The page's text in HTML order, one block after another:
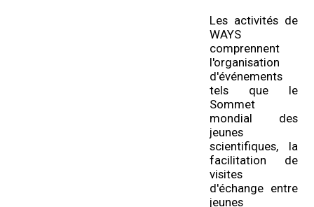
Les activités de
WAYS
comprennent
l'organisation
d'événements
tels que le
Sommet
mondial des
jeunes
scientifiques, la
facilitation de
visites
d'échange entre
jeunes